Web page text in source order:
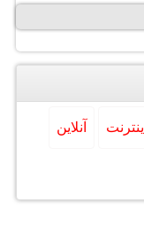
اینترنت آنلاین